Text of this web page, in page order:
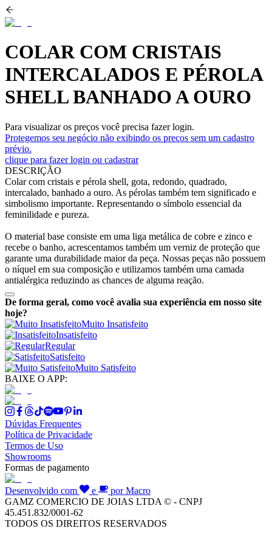
COLAR COM CRISTAIS
INTERCALADOS E PÉROLA
SHELL BANHADO A OURO
Para visualizar os preços você precisa fazer login.
Protegemos seu negócio não exibindo os preços sem um cadastro
prévio.
clique para fazer login ou cadastrar
DESCRIÇÃO
Colar com cristais e pérola shell, gota, redondo, quadrado,
intercalado, banhado a ouro. As pérolas também tem significado e
simbolismo importante. Representando o símbolo essencial da
feminilidade e pureza.
O material base consiste em uma liga metálica de cobre e zinco e
recebe o banho, acrescentamos também um verniz de proteção que
garante uma durabilidade maior da peça. Nossas peças não possuem
o níquel em sua composição e utilizamos também uma camada
antialérgica reduzindo as chances de alguma reação.
De forma geral, como você avalia sua experiência em nosso site
hoje?
Muito Insatisfeito
Insatisfeito
Regular
Satisfeito
Muito Satisfeito
BAIXE O APP:
Dúvidas Frequentes
Política de Privacidade
Termos de Uso
Showrooms
Formas de pagamento
Desenvolvido com e
por Macro
GAMZ COMERCIO DE JOIAS LTDA © - CNPJ
45.451.832/0001-62
TODOS OS DIREITOS RESERVADOS